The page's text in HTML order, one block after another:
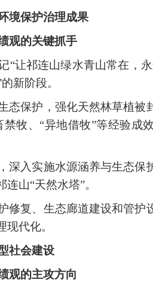
境保护治理成果
观的关键抓手
让祁连山绿水青山常在，
新阶段。
保护，强化天然林草植被
牧、“异地借牧”等经验成
入实施水源涵养与生态保
山“天然水塔”。
复、生态廊道建设和管护
代化。
社会建设
观的主攻方向